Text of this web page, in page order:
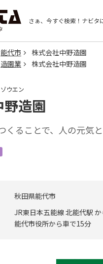
さぁ、今すぐ検索！ ナビタ
能代市
株式会社中野造園
造園業 株式会社中野造園
ウエン
造園
くることで、人の元気
秋田県能代市
JR東日本五能線 北能代駅
能代市役所から車で15分